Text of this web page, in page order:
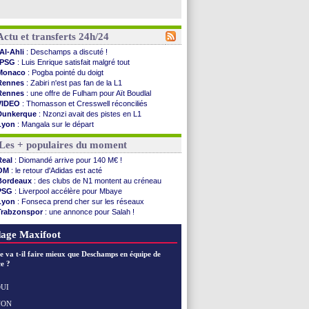
et transferts 24h/24
Al-Ahli : Deschamps a discuté !
PSG : Luis Enrique satisfait malgré tout
: Pogba pointé du doigt
: Zabiri n'est pas fan de la L1
: une offre de Fulham pour Aït Boudlal
: Thomasson et Cresswell réconciliés
: Nzonzi avait des pistes en L1
: Mangala sur le départ
: Arsenal s'incline face au Real Betis
: lourde défaite pour le PSG
City: Maresca flou pour Reijnders
: Fenerbahçe prend une belle option
Diriyah: Mbemba arrive libre (officiel)
: le plan d'Alvarez à son retour
: premier succès pour Brest
: le joli but de Greenwood avec le Fener !
2030: une promesse d'Infantino au Maroc ...
: Jaissle est le nouveau coach (off.)
: l'OM domine Al-Shahaniya
+ populaires du moment
: Diomandé arrive pour 140 M€ !
: le retour d'Adidas est acté
: des clubs de N1 montent au créneau
: Liverpool accélère pour Mbaye
: Fonseca prend cher sur les réseaux
: une annonce pour Salah !
: 3 joueurs écartés du groupe pro
Maxifoot
va t-il faire mieux que Deschamps en équipe de
?